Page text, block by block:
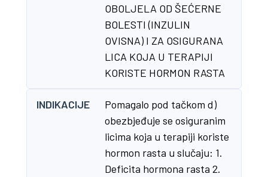
OBOLJELA OD ŠEĆERNE
BOLESTI (INZULIN
OVISNA) I ZA OSIGURANA
LICA KOJA U TERAPIJI
KORISTE HORMON RASTA
INDIKACIJE
Pomagalo pod tačkom d)
obezbjeđuje se osiguranim
licima koja u terapiji koriste
hormon rasta u slučaju: 1.
Deficita hormona rasta 2.